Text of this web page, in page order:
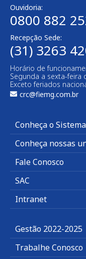
Ouvidoria:
0800 882
Recepção Sede:
(31) 3263
Horário de
Segunda a sexta-feira
Exceto feriados
crc@fiemg.com.br
Conheça o Sistema
Conheça nossas
Fale Conosco
SAC
Intranet
Gestão 2022-2025
Trabalhe Conosco